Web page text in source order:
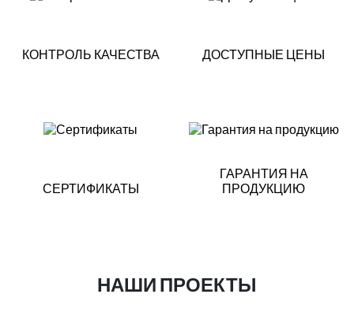
КОНТРОЛЬ КАЧЕСТВА ДОСТУПНЫЕ ЦЕНЫ
СЕРТИФИКАТЫ
ГАРАНТИЯ НА
ПРОДУКЦИЮ
НАШИ ПРОЕКТЫ